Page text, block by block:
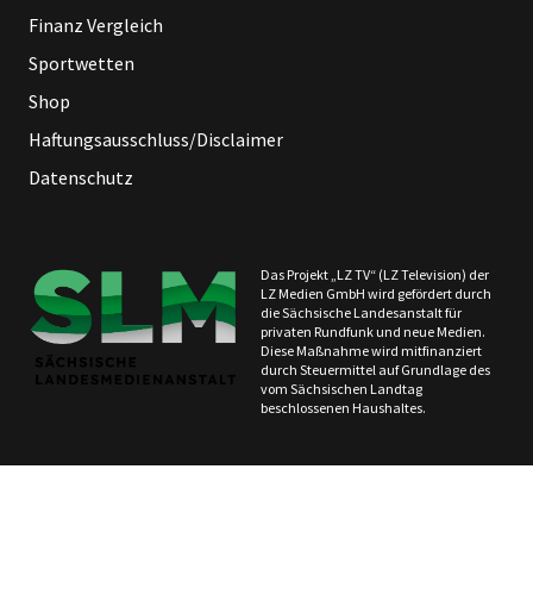
Finanz Vergleich
Sportwetten
Shop
Haftungsausschluss/Disclaimer
Datenschutz
Das Projekt „LZ TV“ (LZ Television) der
LZ Medien GmbH wird gefördert durch
die Sächsische Landesanstalt für
privaten Rundfunk und neue Medien.
Diese Maßnahme wird mitfinanziert
durch Steuermittel auf Grundlage des
vom Sächsischen Landtag
beschlossenen Haushaltes.